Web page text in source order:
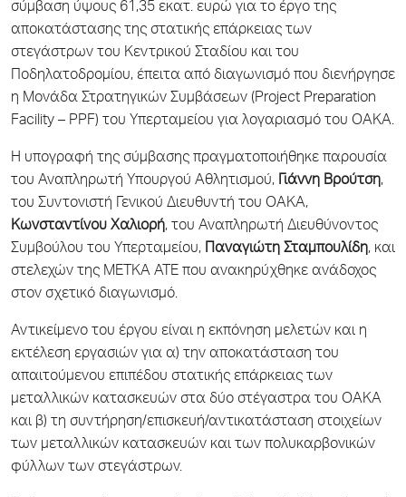
σύμβαση ύψους 61,35 εκατ. ευρώ για το έργο της
αποκατάστασης της στατικής επάρκειας των
στεγάστρων του Κεντρικού Σταδίου και του
Ποδηλατοδρομίου, έπειτα από διαγωνισμό που διενήργησε
η Μονάδα Στρατηγικών Συμβάσεων (Project Preparation
Facility – PPF) του Υπερταμείου για λογαριασμό του ΟΑΚΑ.
Η υπογραφή της σύμβασης πραγματοποιήθηκε παρουσία
του Αναπληρωτή Υπουργού Αθλητισμού, Γιάννη Βρούτση,
του Συντονιστή Γενικού Διευθυντή του ΟΑΚΑ,
Κωνσταντίνου Χαλιορή, του Αναπληρωτή Διευθύνοντος
Συμβούλου του Υπερταμείου, Παναγιώτη Σταμπουλίδη, και
στελεχών της ΜΕΤΚΑ ΑΤΕ που ανακηρύχθηκε ανάδοχος
στον σχετικό διαγωνισμό.
Αντικείμενο του έργου είναι η εκπόνηση μελετών και η
εκτέλεση εργασιών για α) την αποκατάσταση του
απαιτούμενου επιπέδου στατικής επάρκειας των
μεταλλικών κατασκευών στα δύο στέγαστρα του ΟΑΚΑ
και β) τη συντήρηση/επισκευή/αντικατάσταση στοιχείων
των μεταλλικών κατασκευών και των πολυκαρβονικών
φύλλων των στεγάστρων.